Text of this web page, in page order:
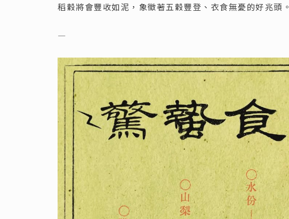
稻穀將會豐收如泥，象徵著五穀豐登、衣食無憂的好兆頭。
—